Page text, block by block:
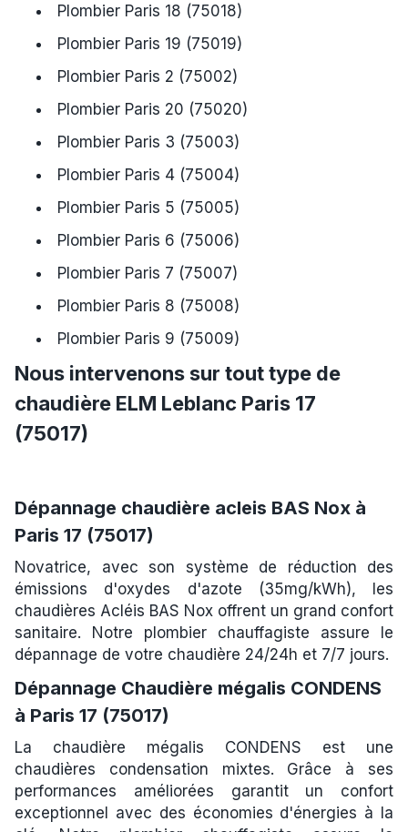
Plombier Paris 18 (75018)
Plombier Paris 19 (75019)
Plombier Paris 2 (75002)
Plombier Paris 20 (75020)
Plombier Paris 3 (75003)
Plombier Paris 4 (75004)
Plombier Paris 5 (75005)
Plombier Paris 6 (75006)
Plombier Paris 7 (75007)
Plombier Paris 8 (75008)
Plombier Paris 9 (75009)
Nous intervenons sur tout type de
chaudière ELM Leblanc Paris 17
(75017)
Dépannage chaudière acleis BAS Nox à
Paris 17 (75017)
Novatrice, avec son système de réduction des
émissions d'oxydes d'azote (35mg/kWh), les
chaudières Acléis BAS Nox offrent un grand confort
sanitaire. Notre plombier chauffagiste assure le
dépannage de votre chaudière 24/24h et 7/7 jours.
Dépannage Chaudière mégalis CONDENS
à Paris 17 (75017)
La chaudière mégalis CONDENS est une
chaudières condensation mixtes. Grâce à ses
performances améliorées garantit un confort
exceptionnel avec des économies d'énergies à la